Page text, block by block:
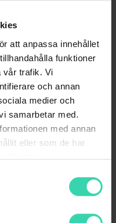
att anpassa innehållet
funktioner
vår trafik. Vi
och annan
medier och
samarbetar med.
med annan
eller som de har
tjänster.
internet­
I detta
enheter. Detta